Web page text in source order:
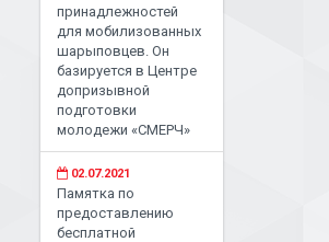
принадлежностей
для мобилизованных
шарыповцев. Он
базируется в Центре
допризывной
подготовки
молодежи «СМЕРЧ»
02.07.2021
Памятка по
предоставлению
бесплатной